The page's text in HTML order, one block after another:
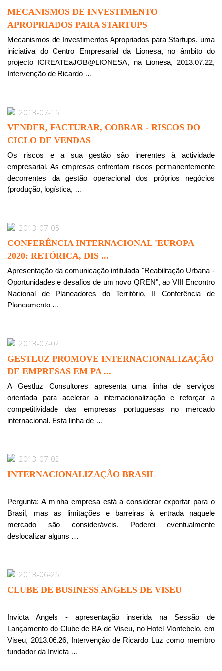
MECANISMOS DE INVESTIMENTO
APROPRIADOS PARA STARTUPS
Mecanismos de Investimentos Apropriados para Startups, uma
iniciativa do Centro Empresarial da Lionesa, no âmbito do
projecto ICREATEaJOB@LIONESA, na Lionesa, 2013.07.22,
Intervenção de Ricardo …
2013-07-16
VENDER, FACTURAR, COBRAR - RISCOS DO
CICLO DE VENDAS
Os riscos e a sua gestão são inerentes à actividade
empresarial. As empresas enfrentam riscos permanentemente
decorrentes da gestão operacional dos próprios negócios
(produção, logística, …
2013-07-05
CONFERÊNCIA INTERNACIONAL 'EUROPA
2020: RETÓRICA, DIS ...
Apresentação da comunicação intitulada "Reabilitação Urbana -
Oportunidades e desafios de um novo QREN", ao VIII Encontro
Nacional de Planeadores do Território, II Conferência de
Planeamento …
2013-07-02
GESTLUZ PROMOVE INTERNACIONALIZAÇÃO
DE EMPRESAS EM PA ...
A Gestluz Consultores apresenta uma linha de serviços
orientada para acelerar a internacionalização e reforçar a
competitividade das empresas portuguesas no mercado
internacional. Esta linha de …
2013-07-02
INTERNACIONALIZAÇÃO BRASIL
Pergunta: A minha empresa está a considerar exportar para o
Brasil, mas as limitações e barreiras à entrada naquele
mercado são consideráveis. Poderei eventualmente
deslocalizar alguns …
2013-06-26
CLUBE DE BUSINESS ANGELS DE VISEU
Invicta Angels - apresentação inserida na Sessão de
Lançamento do Clube de BA de Viseu, no Hotel Montebelo, em
Viseu, 2013.06.26, Intervenção de Ricardo Luz como membro
fundador da Invicta …